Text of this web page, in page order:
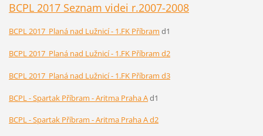
BCPL 2017 Seznam videi r.2007-2008
BCPL 2017 Planá nad Lužnicí - 1.FK Příbram d1
BCPL 2017 Planá nad Lužnicí - 1.FK Příbram d2
BCPL 2017 Planá nad Lužnicí - 1.FK Příbram d3
BCPL - Spartak Příbram - Aritma Praha Ad1
BCPL - Spartak Příbram - Aritma Praha A d2